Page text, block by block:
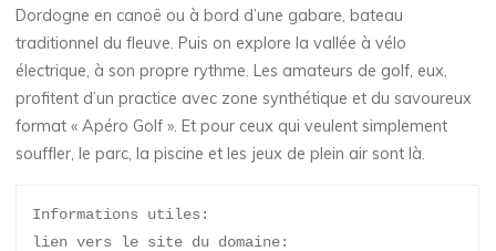
Dordogne en canoë ou à bord d’une gabare, bateau
traditionnel du fleuve. Puis on explore la vallée à vélo
électrique, à son propre rythme. Les amateurs de golf, eux,
profitent d’un practice avec zone synthétique et du savoureux
format « Apéro Golf ». Et pour ceux qui veulent simplement
souffler, le parc, la piscine et les jeux de plein air sont là.
Informations utiles: